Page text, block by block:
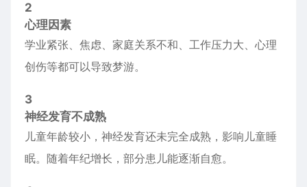
2
心理因素
学业紧张、焦虑、家庭关系不和、工作压力大、心理
创伤等都可以导致梦游。
3
神经发育不成熟
儿童年龄较小，神经发育还未完全成熟，影响儿童睡
眠。随着年纪增长，部分患儿能逐渐自愈。